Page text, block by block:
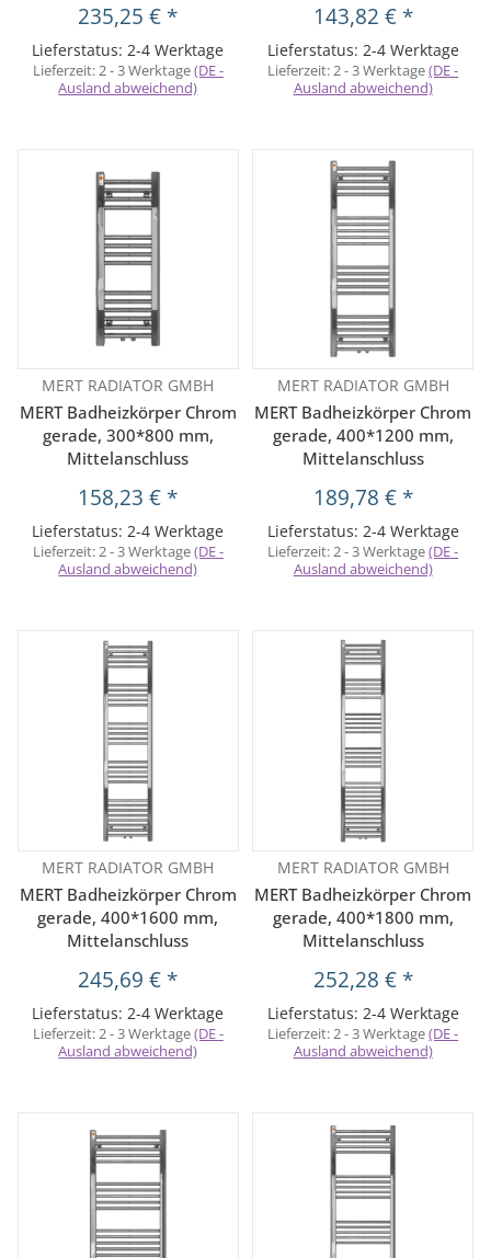
235,25 € *
Lieferstatus: 2-4 Werktage
Lieferzeit:2 - 3 Werktage(DE -
Ausland abweichend)
143,82 € *
Lieferstatus: 2-4 Werktage
Lieferzeit:2 - 3 Werktage(DE -
Ausland abweichend)
MERT RADIATOR GMBH
MERT Badheizkörper Chrom
gerade, 300*800 mm,
Mittelanschluss
158,23 € *
Lieferstatus: 2-4 Werktage
Lieferzeit:2 - 3 Werktage(DE -
Ausland abweichend)
MERT RADIATOR GMBH
MERT Badheizkörper Chrom
gerade, 400*1200 mm,
Mittelanschluss
189,78 € *
Lieferstatus: 2-4 Werktage
Lieferzeit:2 - 3 Werktage(DE -
Ausland abweichend)
MERT RADIATOR GMBH
MERT Badheizkörper Chrom
gerade, 400*1600 mm,
Mittelanschluss
245,69 € *
Lieferstatus: 2-4 Werktage
Lieferzeit:2 - 3 Werktage(DE -
Ausland abweichend)
MERT RADIATOR GMBH
MERT Badheizkörper Chrom
gerade, 400*1800 mm,
Mittelanschluss
252,28 € *
Lieferstatus: 2-4 Werktage
Lieferzeit:2 - 3 Werktage(DE -
Ausland abweichend)